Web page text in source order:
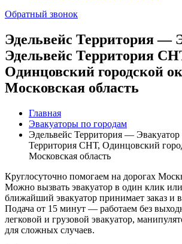
Обратный звонок
Эдельвейс Территория —
Эдельвейс Территория
Одинцовский городской
Московская область
Главная
Эвакуаторы по городам
Эдельвейс Территория — Эвакуатор
Территория СНТ, Одинцовский
Московская область
Круглосуточно помогаем на дорогах
Можно вызвать эвакуатор в один клик
ближайший эвакуатор принимает заказ и
Подача от 15 минут — работаем без
легковой и грузовой эвакуатор,
для сложных случаев.